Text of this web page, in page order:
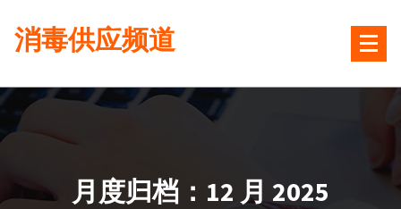
容
消毒供应频道
月度归档：12 月 2025